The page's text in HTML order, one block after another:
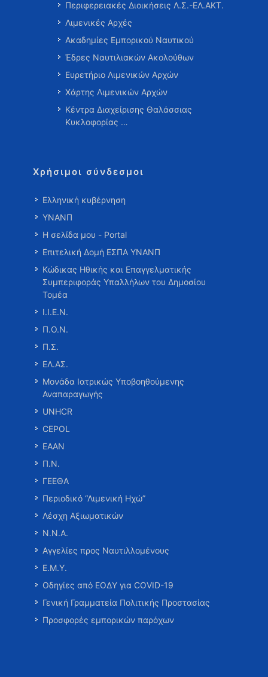
Περιφερειακές Διοικήσεις Λ.Σ.-ΕΛ.ΑΚΤ.
Λιμενικές Αρχές
Ακαδημίες Εμπορικού Ναυτικού
Έδρες Ναυτιλιακών Ακολούθων
Ευρετήριο Λιμενικών Αρχών
Χάρτης Λιμενικών Αρχών
Κέντρα Διαχείρισης Θαλάσσιας
Κυκλοφορίας …
Χρήσιμοι σύνδεσμοι
Ελληνική κυβέρνηση
ΥΝΑΝΠ
Η σελίδα μου - Portal
Επιτελική Δομή ΕΣΠΑ ΥΝΑΝΠ
Κώδικας Ηθικής και Επαγγελματικής
Συμπεριφοράς Υπαλλήλων του Δημοσίου
Τομέα
Ι.Ι.Ε.Ν.
Π.Ο.Ν.
Π.Σ.
ΕΛ.ΑΣ.
Μονάδα Ιατρικώς Υποβοηθούμενης
Αναπαραγωγής
UNHCR
CEPOL
ΕΑΑΝ
Π.Ν.
ΓΕΕΘΑ
Περιοδικό “Λιμενική Ηχώ”
Λέσχη Αξιωματικών
Ν.Ν.Α.
Αγγελίες προς Ναυτιλλομένους
Ε.Μ.Υ.
Οδηγίες από ΕΟΔΥ για COVID-19
Γενική Γραμματεία Πολιτικής Προστασίας
Προσφορές εμπορικών παρόχων